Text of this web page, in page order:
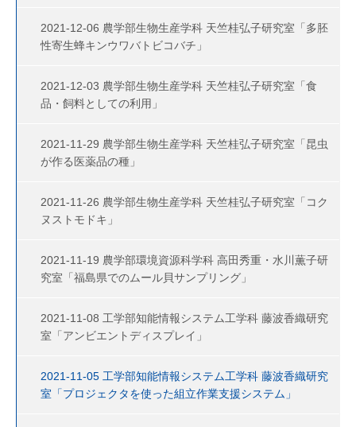
2021-12-06 農学部生物生産学科 天竺桂弘子研究室「多胚
性寄生蜂キンウワバトビコバチ」
2021-12-03 農学部生物生産学科 天竺桂弘子研究室「食
品・飼料としての利用」
2021-11-29 農学部生物生産学科 天竺桂弘子研究室「昆虫
が作る医薬品の種」
2021-11-26 農学部生物生産学科 天竺桂弘子研究室「コク
ヌストモドキ」
2021-11-19 農学部環境資源科学科 高田秀重・水川薫子研
究室「福島県でのムール貝サンプリング」
2021-11-08 工学部知能情報システム工学科 藤波香織研究
室「アンビエントディスプレイ」
2021-11-05 工学部知能情報システム工学科 藤波香織研究
室「プロジェクタを使った組立作業支援システム」